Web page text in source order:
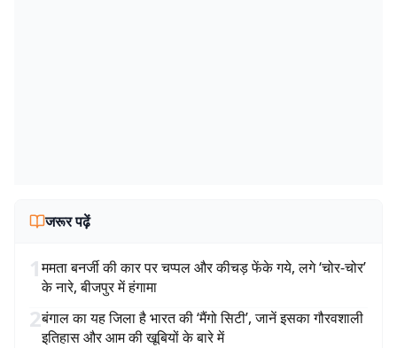
जरूर पढ़ें
1ममता बनर्जी की कार पर चप्पल और कीचड़ फेंके गये, लगे ‘चोर-चोर’
के नारे, बीजपुर में हंगामा
2बंगाल का यह जिला है भारत की ‘मैंगो सिटी’, जानें इसका गौरवशाली
इतिहास और आम की खूबियों के बारे में